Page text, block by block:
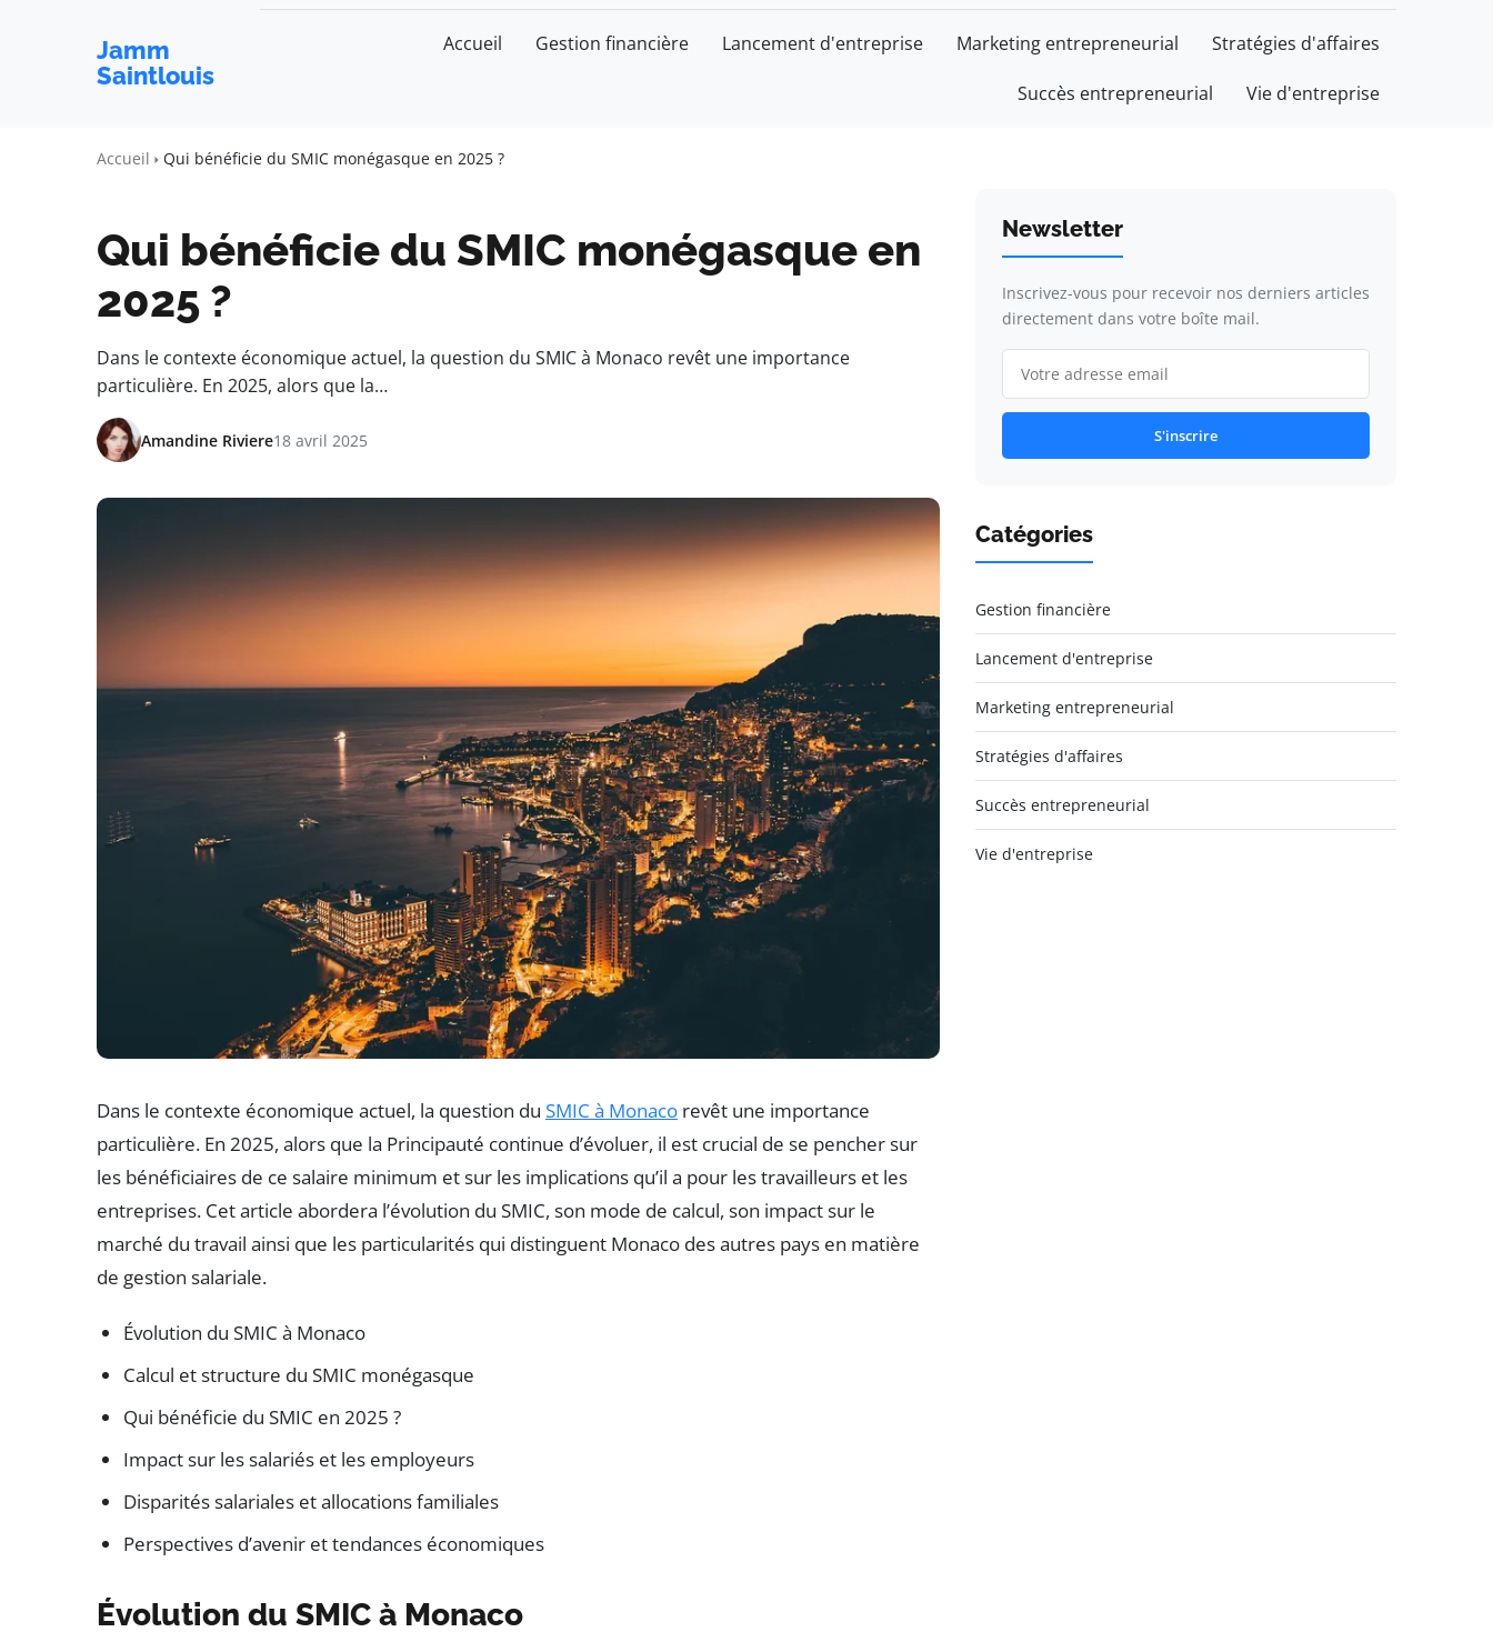
Jamm
Saintlouis
Accueil Gestion financière Lancement d'entreprise Marketing entrepreneurial Stratégies d'affaires
Succès entrepreneurial Vie d'entreprise
Accueil Qui bénéficie du SMIC monégasque en 2025 ?
Qui bénéficie du SMIC monégasque en
2025 ?
Dans le contexte économique actuel, la question du SMIC à Monaco revêt une importance
particulière. En 2025, alors que la…
Amandine Riviere18 avril 2025
Dans le contexte économique actuel, la question du SMIC à Monaco revêt une importance
particulière. En 2025, alors que la Principauté continue d’évoluer, il est crucial de se pencher sur
les bénéficiaires de ce salaire minimum et sur les implications qu’il a pour les travailleurs et les
entreprises. Cet article abordera l’évolution du SMIC, son mode de calcul, son impact sur le
marché du travail ainsi que les particularités qui distinguent Monaco des autres pays en matière
de gestion salariale.
Évolution du SMIC à Monaco
Calcul et structure du SMIC monégasque
Qui bénéficie du SMIC en 2025 ?
Impact sur les salariés et les employeurs
Disparités salariales et allocations familiales
Perspectives d’avenir et tendances économiques
Évolution du SMIC à Monaco
Newsletter
Inscrivez-vous pour recevoir nos derniers articles
directement dans votre boîte mail.
S'inscrire
Catégories
Gestion financière
Lancement d'entreprise
Marketing entrepreneurial
Stratégies d'affaires
Succès entrepreneurial
Vie d'entreprise